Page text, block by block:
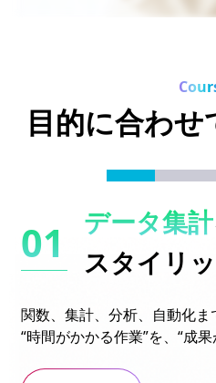
目的に合わ
データ集計
スタイリッ
関数、集計、分析、自動化ま
“時間がかかる作業”を、“成果